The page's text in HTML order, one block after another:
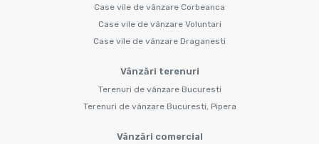
Case vile de vânzare Corbeanca
Case vile de vânzare Voluntari
Case vile de vânzare Draganesti
Vânzări terenuri
Terenuri de vânzare Bucuresti
Terenuri de vânzare Bucuresti, Pipera
Vânzări comercial